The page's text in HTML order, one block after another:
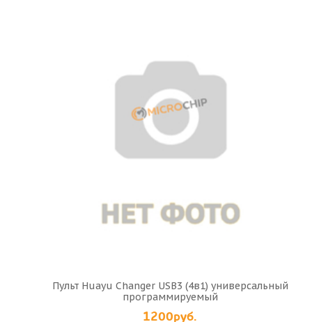
Пульт Huayu Changer USB3 (4в1) универсальный
программируемый
1200руб.